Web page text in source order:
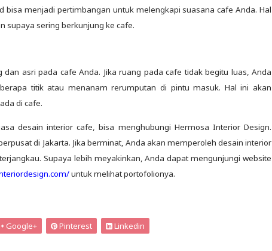
menjadi pertimbangan untuk melengkapi suasana cafe Anda. Hal
supaya sering berkunjung ke cafe.
asri pada cafe Anda. Jika ruang pada cafe tidak begitu luas, Anda
titik atau menanam rerumputan di pintu masuk. Hal ini akan
di cafe.
desain interior cafe, bisa menghubungi Hermosa Interior Design.
di Jakarta. Jika berminat, Anda akan memperoleh desain interior
Supaya lebih meyakinkan, Anda dapat mengunjungi website
untuk melihat portofolionya.
Google+ Pinterest Linkedin